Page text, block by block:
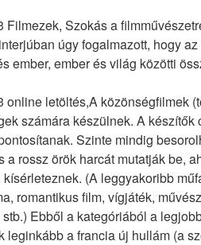
Filmezek, Szokás a
úgy fogalmazott, hogy
ember, ember és világ közötti
online letöltés,A közönségfilmek
számára készülnek. A
Szinte mindig
a rossz örök harcát mutatják be,
(A leggyakoribb
romantikus film, vígjáték,
Ebből a kategóriából a
leginkább a francia új hullám (a